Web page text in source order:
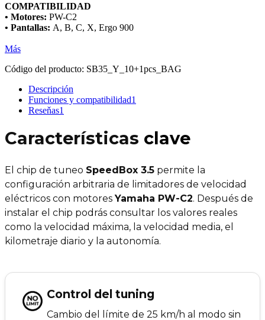
COMPATIBILIDAD
• Motores: PW-C2
• Pantallas: A, B, C, X, Ergo 900
Más
Código del producto: SB35_Y_10+1pcs_BAG
Descripción
Funciones y compatibilidad1
Reseňas1
Características clave
El chip de tuneo SpeedBox 3.5 permite la
configuración arbitraria de limitadores de velocidad
eléctricos con motoresYamaha PW-C2. Después de
instalar el chip podrás consultar los valores reales
como la velocidad máxima, la velocidad media, el
kilometraje diario y la autonomía.
Control del tuning
Cambio del límite de 25 km/h al modo sin